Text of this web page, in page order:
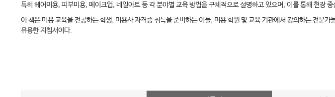
특히 헤어미용, 피부미용, 메이크업, 네일아트 등 각 분야별 교육 방법을 구체적으로 설명하고 있으며, 이를 통해 현장
이 책은 미용 교육을 전공하는 학생, 미용사 자격증 취득을 준비하는 이들, 미용 학원 및 교육 기관에서 강의하는 전문
유용한 지침서이다.